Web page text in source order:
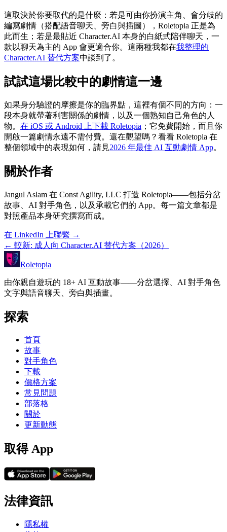
這取決於你要取代的是什麼：若是可由你扮演主角、會分歧的
編寫劇情（搭配語音聊天、旁白與插圖），Roletopia 正是為
此而生；若是最貼近 Character.AI 本身的白紙式陪伴聊天，一
款以聊天為主的 App 會更適合你。這兩種我都在我整理的
Character.AI 替代方案中談到了。
試試這場比較中的劇情這一邊
如果身分驗證的摩擦是你的臨界點，這裡有個不同的方向：一
段本身就帶著利害關係的劇情，以及一個熟知自己角色的人
物。 在 iOS 或 Android 上下載 Roletopia ；它免費開始，而且你
開啟一篇劇情永遠不需付費。還在觀望嗎？看看 Roletopia 在
整個領域中的表現如何，請見2026 年最佳 AI 互動劇情 App。
關於作者
Jangul Aslam 在 Const Agility, LLC 打造 Roletopia——包括分岔
故事、AI 對手角色，以及承載它們的 App。每一篇文章都是
對照產品本身研究撰寫而成。
在 LinkedIn 上聯繫 →
← 較新: 成人向 Character.AI 替代方案（2026）
Roletopia
由你親自遊玩的 18+ AI 互動故事——分岔選擇、AI 對手角色
文字與語音聊天、旁白與插畫。
探索
首頁
故事
對手角色
下載
價格方案
常見問題
部落格
關於
更新動態
取得 App
法律資訊
隱私權